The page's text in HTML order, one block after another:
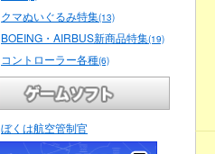
クマぬいぐるみ特集(13)
BOEING・AIRBUS新商品特集(19)
コントローラー各種(6)
ぼくは航空管制官